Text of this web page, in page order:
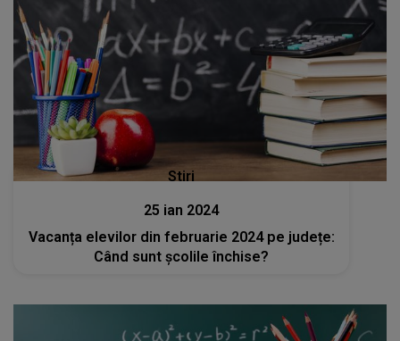
Stiri
25 ian 2024
Vacanța elevilor din februarie 2024 pe județe:
Când sunt școlile închise?